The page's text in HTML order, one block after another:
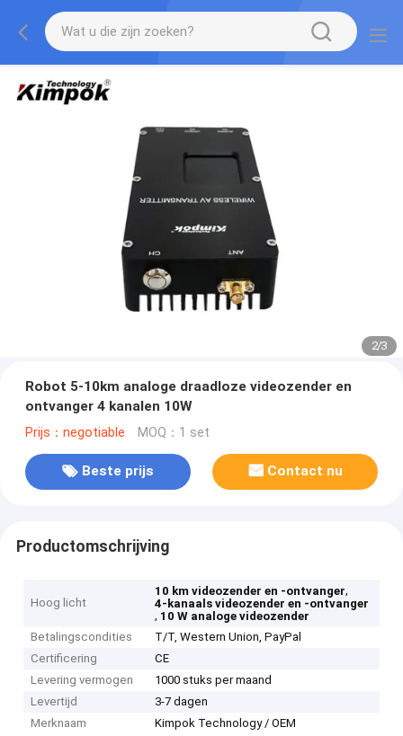
2/3
Robot 5-10km analoge draadloze videozender en
ontvanger 4 kanalen 10W
Prijs：negotiable MOQ：1 set
Beste prijs Contact nu
Productomschrijving
Hoog licht
10 km videozender en -ontvanger,
4-kanaals videozender en -ontvanger
, 10 W analoge videozender
Betalingscondities
T/T, Western Union, PayPal
Certificering
CE
Levering vermogen
1000 stuks per maand
Levertijd
3-7 dagen
Merknaam
Kimpok Technology / OEM